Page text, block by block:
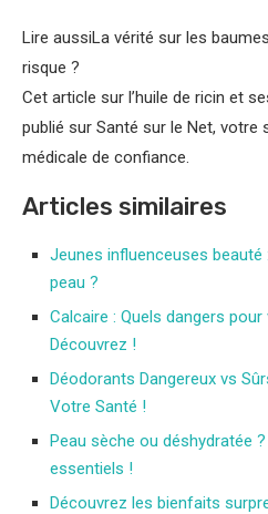
Lire aussiLa vérité sur les
risque ?
Cet article sur l’huile de ricin et
publié sur Santé sur le Net, votre
médicale de confiance.
Articles similaires
Jeunes influenceuses
peau ?
Calcaire : Quels dangers
Découvrez !
Déodorants Dangereux vs
Votre Santé !
Peau sèche ou déshydratée
essentiels !
Découvrez les bienfaits